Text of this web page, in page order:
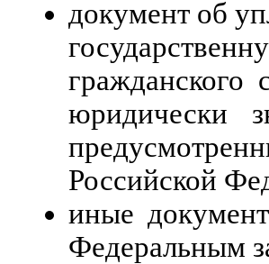
документ об
гражданского
юридически
Российской
иные
Федеральным